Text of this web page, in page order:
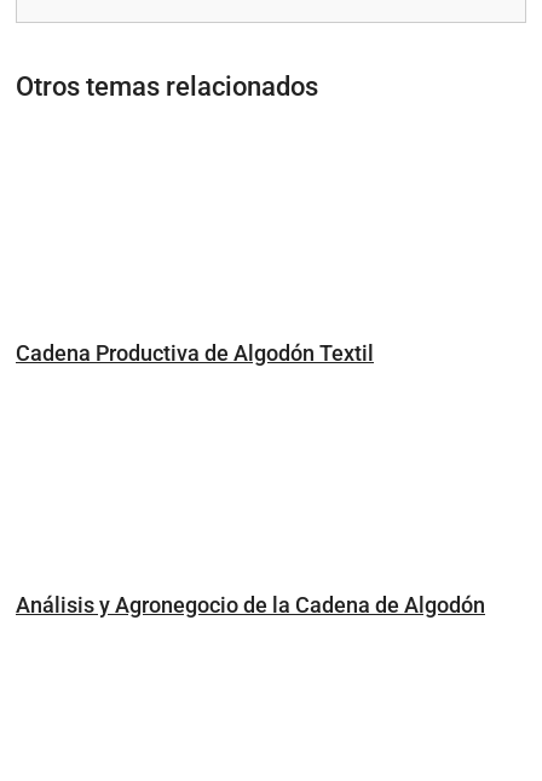
Otros temas relacionados
Cadena Productiva de Algodón Textil
Análisis y Agronegocio de la Cadena de Algodón